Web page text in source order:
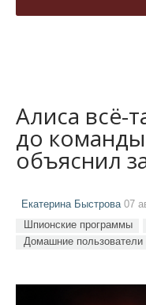
Алиса всё-
до
объяснил
Екатерина Быстрова 07
Шпионские программы
Домашние пользователи